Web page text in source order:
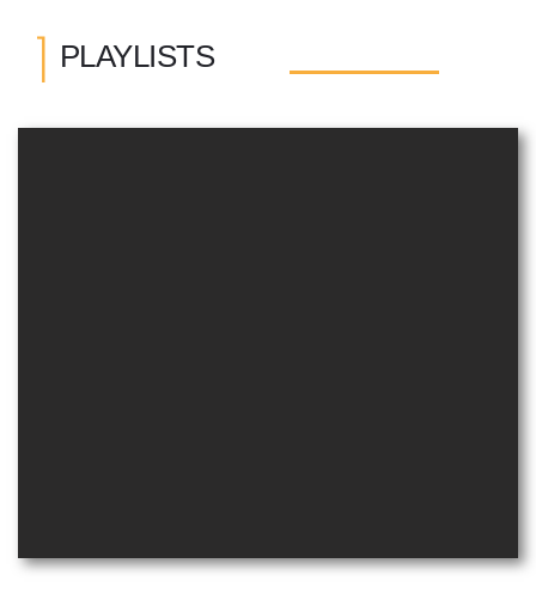
I PLAYLISTS